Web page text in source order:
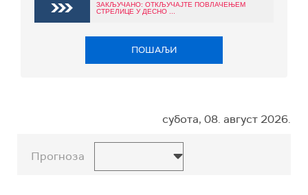
ЗАКЉУЧАНО: ОТКЉУЧАЈТЕ ПОВЛАЧЕЊЕМ
СТРЕЛИЦЕ У ДЕСНО ...
ПОШАЉИ
субота, 08. август 2026.
Прогноза